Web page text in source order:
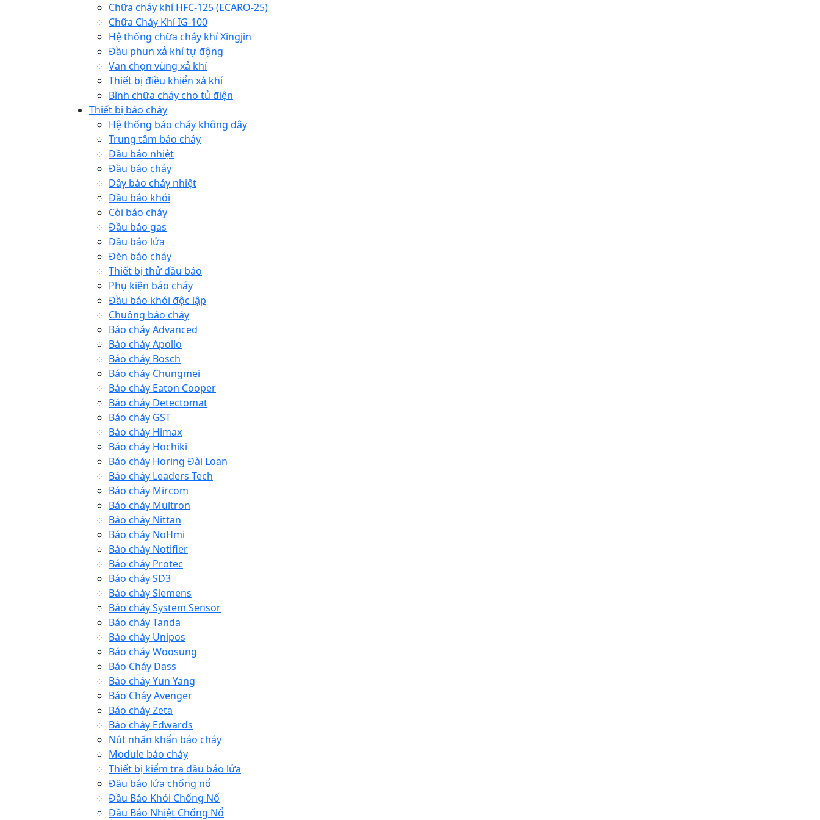
Chữa cháy khí HFC-125 (ECARO-25)
Chữa Cháy Khí IG-100
Hệ thống chữa cháy khí Xingjin
Đầu phun xả khí tự động
Van chọn vùng xả khí
Thiết bị điều khiển xả khí
Bình chữa cháy cho tủ điện
Thiết bị báo cháy
Hệ thống báo cháy không dây
Trung tâm báo cháy
Đầu báo nhiệt
Đầu báo cháy
Dây báo cháy nhiệt
Đầu báo khói
Còi báo cháy
Đầu báo gas
Đầu báo lửa
Đèn báo cháy
Thiết bị thử đầu báo
Phụ kiện báo cháy
Đầu báo khói độc lập
Chuông báo cháy
Báo cháy Advanced
Báo cháy Apollo
Báo cháy Bosch
Báo cháy Chungmei
Báo cháy Eaton Cooper
Báo cháy Detectomat
Báo cháy GST
Báo cháy Himax
Báo cháy Hochiki
Báo cháy Horing Đài Loan
Báo cháy Leaders Tech
Báo cháy Mircom
Báo cháy Multron
Báo cháy Nittan
Báo cháy NoHmi
Báo cháy Notifier
Báo cháy Protec
Báo cháy SD3
Báo cháy Siemens
Báo cháy System Sensor
Báo cháy Tanda
Báo cháy Unipos
Báo cháy Woosung
Báo Cháy Dass
Báo cháy Yun Yang
Báo Cháy Avenger
Báo cháy Zeta
Báo cháy Edwards
Nút nhấn khẩn báo cháy
Module báo cháy
Thiết bị kiểm tra đầu báo lửa
Đầu báo lửa chống nổ
Đầu Báo Khói Chống Nổ
Đầu Báo Nhiệt Chống Nổ